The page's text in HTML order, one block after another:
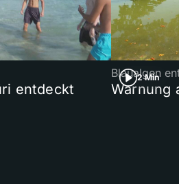
entdeckt
2 Min
Blaualgen
Warnung